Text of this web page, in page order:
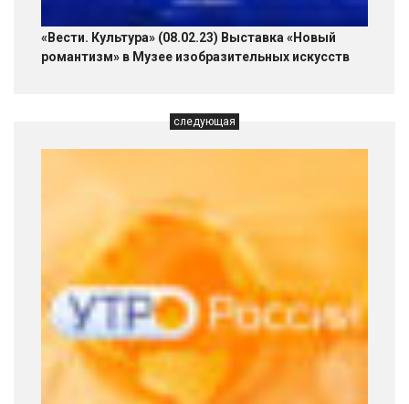
«Вести. Культура» (08.02.23) Выставка «Новый
романтизм» в Музее изобразительных искусств
следующая